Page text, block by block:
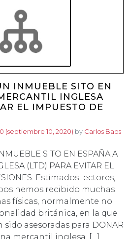
INMUEBLE SITO EN
INGLESA
EL IMPUESTO DE
(septiembre 10, 2020) by Carlos Baos
SITO EN ESPAÑA A
(LTD) PARA EVITAR EL
Estimados lectores,
hemos recibido muchas
físicas, normalmente no
británica, en la que
asesoradas para DONAR
mercantil inglesa, […]